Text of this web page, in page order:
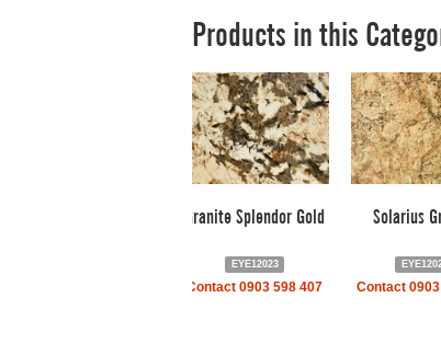
Products in this
Granite Splendor Gold
EYE12023
Contact 0903 598 407
Solarius
Contact